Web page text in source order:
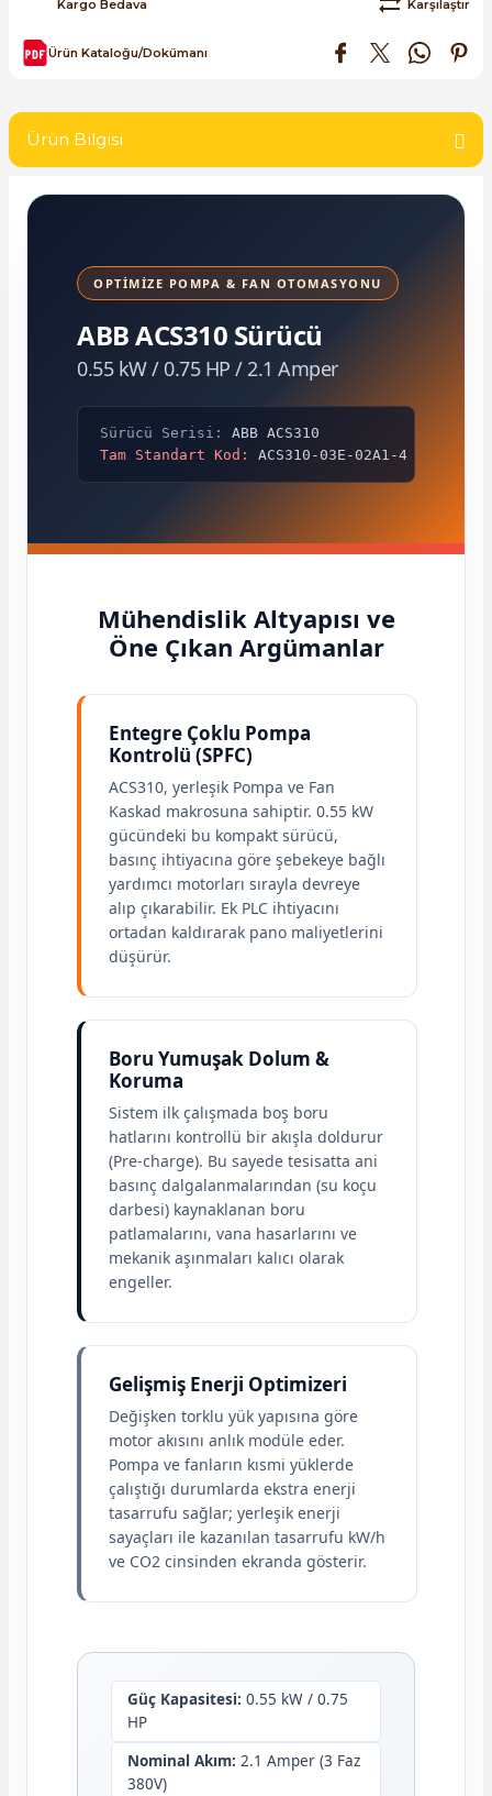
- UPS
Yol Vericiler
WinCC Unified Runtime Yazılımları
Kargo Bedava Karşılaştır
Ürün Kataloğu/Dokümanı
Ürün Bilgisi
OPTİMİZE POMPA & FAN OTOMASYONU
ABB ACS310 Sürücü
0.55 kW / 0.75 HP / 2.1 Amper
Sürücü Serisi:
ABB ACS310
Tam Standart Kod:
ACS310-03E-02A1-4
Mühendislik Altyapısı ve
Öne Çıkan Argümanlar
Entegre Çoklu Pompa
Kontrolü (SPFC)
ACS310, yerleşik Pompa ve Fan
Kaskad makrosuna sahiptir. 0.55 kW
gücündeki bu kompakt sürücü,
basınç ihtiyacına göre şebekeye bağlı
yardımcı motorları sırayla devreye
alıp çıkarabilir. Ek PLC ihtiyacını
ortadan kaldırarak pano maliyetlerini
düşürür.
Boru Yumuşak Dolum &
Koruma
Sistem ilk çalışmada boş boru
hatlarını kontrollü bir akışla doldurur
(Pre-charge). Bu sayede tesisatta ani
basınç dalgalanmalarından (su koçu
darbesi) kaynaklanan boru
patlamalarını, vana hasarlarını ve
mekanik aşınmaları kalıcı olarak
engeller.
Gelişmiş Enerji Optimizeri
Değişken torklu yük yapısına göre
motor akısını anlık modüle eder.
Pompa ve fanların kısmi yüklerde
çalıştığı durumlarda ekstra enerji
tasarrufu sağlar; yerleşik enerji
sayaçları ile kazanılan tasarrufu kW/h
ve CO2 cinsinden ekranda gösterir.
Güç Kapasitesi: 0.55 kW / 0.75
HP
Nominal Akım: 2.1 Amper (3 Faz
380V)